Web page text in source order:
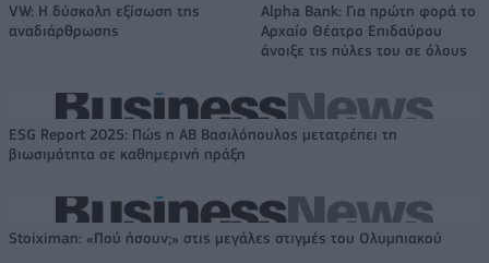
VW: Η δύσκολη εξίσωση της
αναδιάρθρωσης
Alpha Bank: Για πρώτη φορά το
Αρχαίο Θέατρο Επιδαύρου
άνοιξε τις πύλες του σε όλους
ESG Report 2025: Πώς η ΑΒ Βασιλόπουλος μετατρέπει τη
βιωσιμότητα σε καθημερινή πράξη
Stoiximan: «Πού ήσουν;» στις μεγάλες στιγμές του Ολυμπιακού